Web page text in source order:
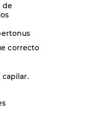
de
correcto
capilar.